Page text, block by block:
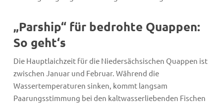
„Parship“ für bedrohte Quappen:
So geht‘s
Die Hauptlaichzeit für die Niedersächsischen Quappen ist
zwischen Januar und Februar. Während die
Wassertemperaturen sinken, kommt langsam
Paarungsstimmung bei den kaltwasserliebenden Fischen